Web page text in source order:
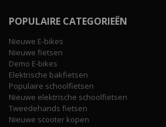
POPULAIRE CATEGORIEËN
Nieuwe E-bikes
Nieuwe fietsen
Demo E-bikes
Elektrische bakfietsen
Populaire schoolfietsen
Nieuwe elektrische schoolfietsen
Tweedehands fietsen
Nieuwe scooter kopen